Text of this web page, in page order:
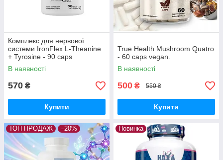
Комплекс для нервової
системи IronFlex L-Theanine
+ Tyrosine - 90 caps
В наявності
570 ₴
Купити
True Health Mushroom Quatro
- 60 caps vegan.
В наявності
500 ₴ 550 ₴
Купити
ТОП ПРОДАЖ –20% Новинка